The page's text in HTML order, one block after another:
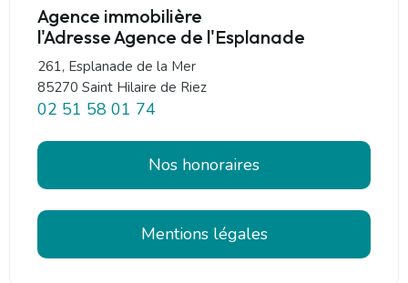
Agence immobilière
l'Adresse Agence de l'Esplanade
261, Esplanade de la Mer
85270 Saint Hilaire de Riez
02 51 58 01 74
Nos honoraires
Mentions légales